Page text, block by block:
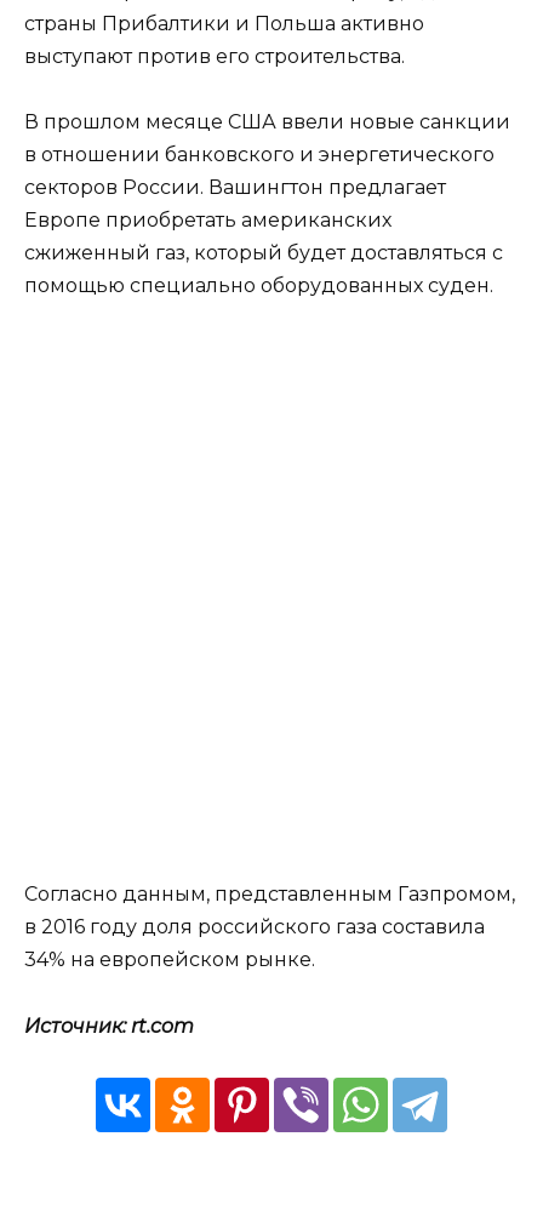
страны Прибалтики и Польша активно
выступают против его строительства.
В прошлом месяце США ввели новые санкции
в отношении банковского и энергетического
секторов России. Вашингтон предлагает
Европе приобретать американских
сжиженный газ, который будет доставляться с
помощью специально оборудованных суден.
Согласно данным, представленным Газпромом,
в 2016 году доля российского газа составила
34% на европейском рынке.
Источник: rt.com